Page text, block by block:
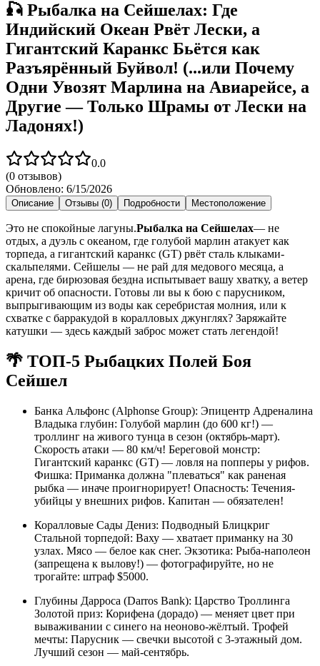
🎣 Рыбалка на Сейшелах: Где
Индийский Океан Рвёт Лески, а
Гигантский Каранкс Бьётся как
Разъярённый Буйвол! (...или Почему
Одни Увозят Марлина на Авиарейсе, а
Другие — Только Шрамы от Лески на
Ладонях!)
0.0
(0 отзывов)
Обновлено: 6/15/2026
Описание Отзывы (0) Подробности Местоположение
Это не спокойные лагуны.Рыбалка на Сейшелах— не
отдых, а дуэль с океаном, где голубой марлин атакует как
торпеда, а гигантский каранкс (GT) рвёт сталь клыками-
скальпелями. Сейшелы — не рай для медового месяца, а
арена, где бирюзовая бездна испытывает вашу хватку, а ветер
кричит об опасности. Готовы ли вы к бою с парусником,
выпрыгивающим из воды как серебристая молния, или к
схватке с барракудой в коралловых джунглях? Заряжайте
катушки — здесь каждый заброс может стать легендой!
🌴 ТОП-5 Рыбацких Полей Боя
Сейшел
Банка Альфонс (Alphonse Group): Эпицентр Адреналина
Владыка глубин: Голубой марлин (до 600 кг!) —
троллинг на живого тунца в сезон (октябрь-март).
Скорость атаки — 80 км/ч! Береговой монстр:
Гигантский каранкс (GT) — ловля на попперы у рифов.
Фишка: Приманка должна "плеваться" как раненая
рыбка — иначе проигнорирует! Опасность: Течения-
убийцы у внешних рифов. Капитан — обязателен!
Коралловые Сады Дениз: Подводный Блицкриг
Стальной торпедой: Ваху — хватает приманку на 30
узлах. Мясо — белое как снег. Экзотика: Рыба-наполеон
(запрещена к вылову!) — фотографируйте, но не
трогайте: штраф $5000.
Глубины Дарроса (Darros Bank): Царство Троллинга
Золотой приз: Корифена (дорадо) — меняет цвет при
вываживании с синего на неоново-жёлтый. Трофей
мечты: Парусник — свечки высотой с 3-этажный дом.
Лучший сезон — май-сентябрь.